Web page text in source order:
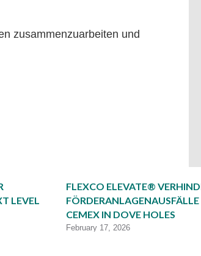
zusammenzuarbeiten und
LEVEL
FLEXCO ELEVATE®
FÖRDERANLAGENAUSFÄLLE
CEMEX IN DOVE HOLES
February 17, 2026